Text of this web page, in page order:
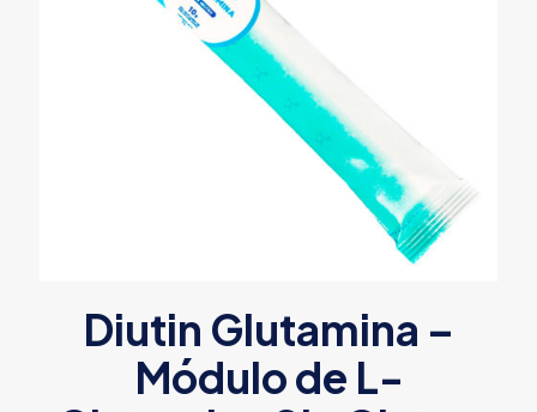
Diutin Glutamina –
Módulo de L-